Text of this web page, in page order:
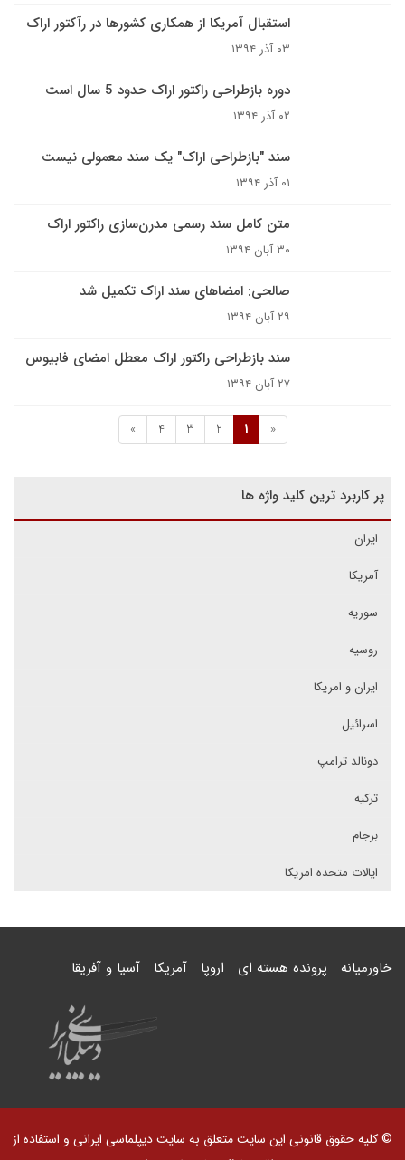
استقبال آمریکا از همکاری کشورها در رآکتور اراک
۰۳ آذر ۱۳۹۴
دوره بازطراحی راکتور اراک حدود 5 سال است
۰۲ آذر ۱۳۹۴
سند "بازطراحی اراک" یک سند معمولی نیست
۰۱ آذر ۱۳۹۴
متن کامل سند رسمی مدرن‌سازی راکتور اراک
۳۰ آبان ۱۳۹۴
صالحی: امضاهای سند اراک تکمیل شد
۲۹ آبان ۱۳۹۴
سند بازطراحی راکتور اراک معطل امضای فابیوس
۲۷ آبان ۱۳۹۴
«
1
2
3
4
»
پر کاربرد ترین کلید واژه ها
ایران
آمریکا
سوریه
روسیه
ایران و امریکا
اسرائیل
دونالد ترامپ
ترکیه
برجام
ایالات متحده امریکا
خاورمیانه پرونده هسته ای اروپا آمریکا آسیا و آفریقا
© کلیه حقوق قانونی این سایت متعلق به سایت دیپلماسی ایرانی و استفاده از